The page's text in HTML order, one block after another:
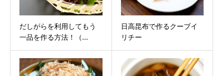
だしがらを利用してもう
一品を作る方法！（...
日高昆布で作るクーブイ
リチー